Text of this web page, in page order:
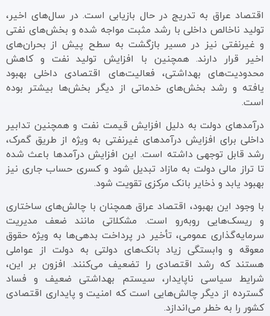
اقتصاد عراق به تدریج در حال بازیابی است. در سال‌های اخیر،
تولید ناخالص داخلی با رشد مثبت مواجه شده و بخش‌های نفتی
و غیرنفتی نیز در مسیر بازگشت به سطح پیش از بحران‌های
اخیر قرار دارند. همچنین با افزایش تولید نفت و کاهش
محدودیت‌های بهداشتی، فعالیت‌های اقتصادی داخلی بهبود
یافته و رشد بخش‌های خدماتی از دیگر بخش‌ها بیشتر بوده
است.
درآمدهای دولت به دلیل افزایش قیمت نفت و همچنین تدابیر
داخلی برای افزایش درآمدهای غیرنفتی به ویژه از طریق گمرک،
رشد قابل توجهی داشته است. این افزایش درآمدها باعث شده
تا تراز مالی دولت به مازاد تبدیل شود و کسری حساب جاری نیز
بهبود یابد و ذخایر بانک مرکزی تقویت شود.
با وجود این بهبود، اقتصاد عراق همچنان با چالش‌های ساختاری
و ریسک‌هایی روبه‌رو است. مشکلاتی مانند ضعف مدیریت
سرمایه‌گذاری عمومی، تأخیر در پرداخت بدهی‌ها به ویژه حقوق
معوقه و وابستگی زیاد بانک‌های دولتی به دولت از عواملی
هستند که رشد اقتصادی را تضعیف می‌کنند. افزون بر این،
شرایط سیاسی ناپایدار، سیستم بهداشتی ضعیف و فساد
گسترده از دیگر چالش‌هایی است که امنیت و پایداری اقتصادی
کشور را به خطر می‌اندازد.